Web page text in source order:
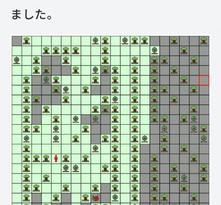
ました。